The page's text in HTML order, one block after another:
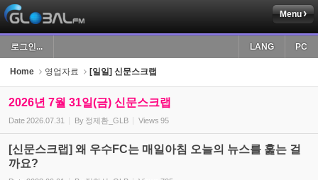
Menu
로그인... PC
LANG
Home 영업자료 [일일] 신문스크랩
2026년 7월 31일(금) 신문스크랩
Date2026.07.31 By 정제환_GLB Views 95
[신문스크랩] 왜 우수FC는 매일아침 오늘의 뉴스를 훑는 걸
까요?
Sketchbook5, 스케치북5
Sketchbook5, 스케치북5